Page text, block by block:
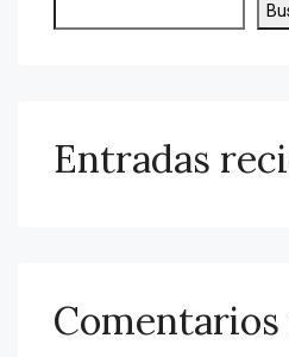
Entradas